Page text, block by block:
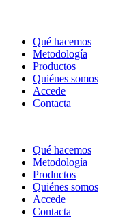
Qué hacemos
Metodología
Productos
Quiénes somos
Accede
Contacta
Qué hacemos
Metodología
Productos
Quiénes somos
Accede
Contacta